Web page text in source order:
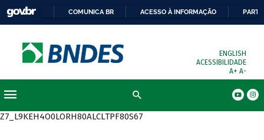
COMUNICA BR ACESSO À INFORMAÇÃO
ENGLISH
ACESSIBILIDADE
A+ A-
Z7_L9KEH4O0LORH80ALCLTPF80S67